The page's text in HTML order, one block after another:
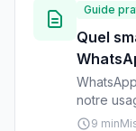
Guide
Quel
notre
9 min